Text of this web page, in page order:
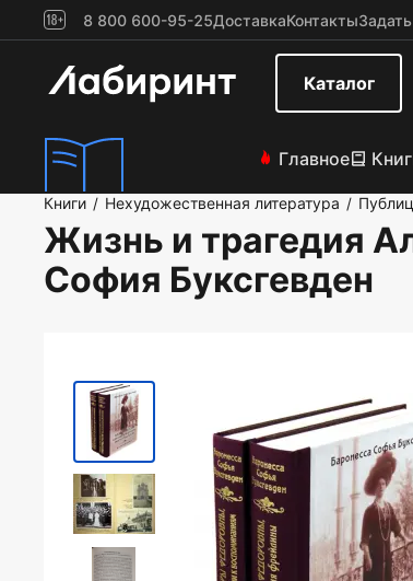
8 800 600-95-25ДоставкаКонтакты
Каталог
Главное
Книги / Нехудожественная литература /
Жизнь и трагедия
София Буксгевден